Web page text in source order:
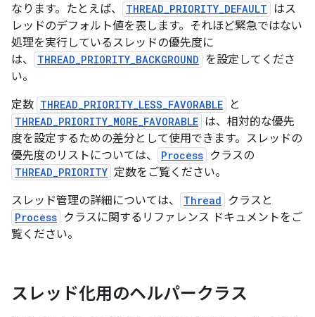
なります。たとえば、
THREAD_PRIORITY_DEFAULT はス
レッドのデフォルト値を表します。それほど緊急ではない
処理を実行しているスレッドの優先度に
は、
THREAD_PRIORITY_BACKGROUND を設定してくださ
い。
定数 THREAD_PRIORITY_LESS_FAVORABLE と
THREAD_PRIORITY_MORE_FAVORABLE は、相対的な優先
度を設定するための差分として使用できます。スレッドの
優先度のリストについては、
Process クラスの
THREAD_PRIORITY 定数をご覧ください。
スレッド管理の詳細については、
Thread クラスと
Process クラスに関するリファレンス ドキュメントをご
覧ください。
スレッド化用のヘルパークラス